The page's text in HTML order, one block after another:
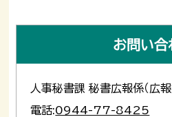
お問い合
人事秘書課 秘書広報係（広報
電話:0944-77-8425